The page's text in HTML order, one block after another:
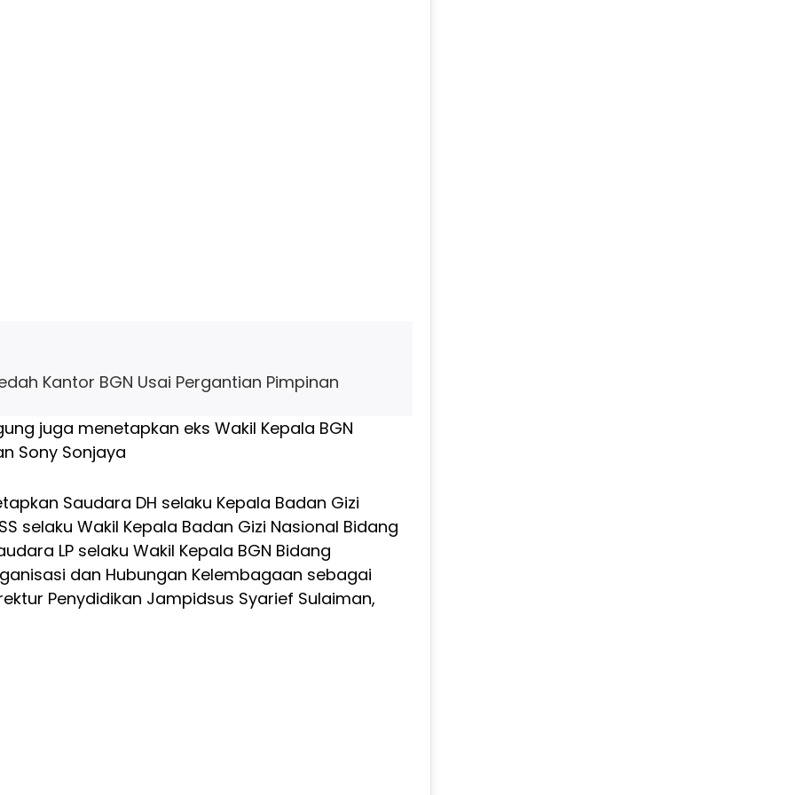
Kantor BGN Usai Pergantian Pimpinan
juga menetapkan eks Wakil Kepala BGN
Sony Sonjaya
Saudara DH selaku Kepala Badan Gizi
selaku Wakil Kepala Badan Gizi Nasional Bidang
LP selaku Wakil Kepala BGN Bidang
dan Hubungan Kelembagaan sebagai
Penydidikan Jampidsus Syarief Sulaiman,